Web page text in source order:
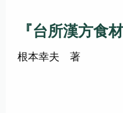
『台所漢方食
根本幸夫 著